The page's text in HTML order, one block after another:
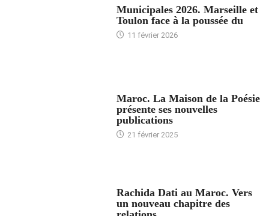
Municipales 2026. Marseille et
Toulon face à la poussée du
11 février 2026
Maroc. La Maison de la Poésie
présente ses nouvelles
publications
21 février 2025
Rachida Dati au Maroc. Vers
un nouveau chapitre des